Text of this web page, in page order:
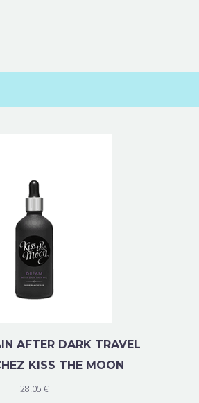
AFTER DARK TRAVEL
KISS THE MOON
28.05 €